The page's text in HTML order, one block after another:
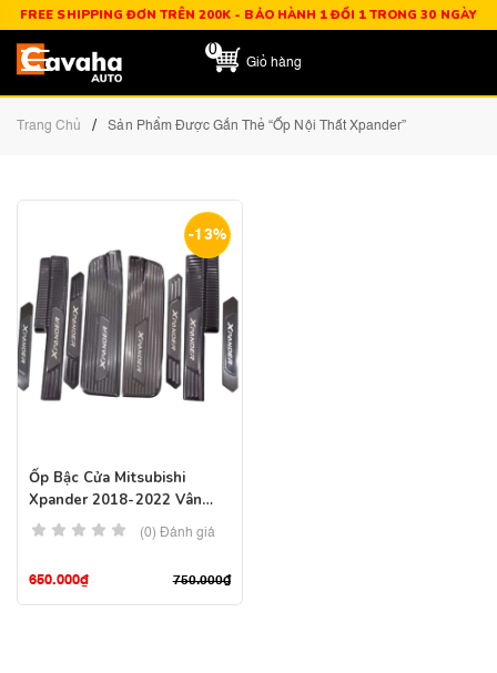
FREE SHIPPING ĐƠN TRÊN 200K - BẢO HÀNH 1 ĐỔI 1 TRONG 30 NGÀY
0
Giỏ hàng
Trang Chủ / Sản Phẩm Được Gắn Thẻ “ốp Nội Thất Xpander”
-13%
Ốp Bậc Cửa Mitsubishi
Xpander 2018-2022 Vân
Carbon
(0) Đánh giá
750.000₫
650.000₫